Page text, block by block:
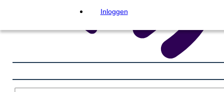
Inloggen